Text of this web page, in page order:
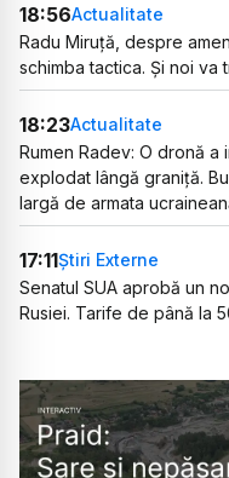
18:56Actualitate
Radu Miruță, despre
schimba tactica. Și noi va
18:23Actualitate
Rumen Radev: O dronă a
explodat lângă graniță.
largă de armata
17:11Știri Externe
Senatul SUA aprobă un
Rusiei. Tarife de până la